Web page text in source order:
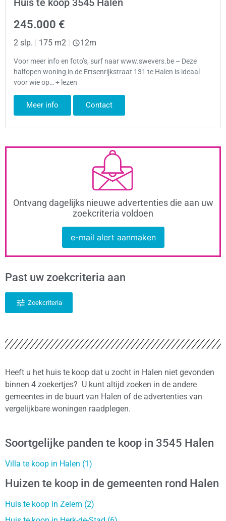
245.000 €
2 slp. | 175 m2 | 12m
Voor meer info en foto’s, surf naar www.swevers.be – Deze
halfopen woning in de Ertsenrijkstraat 131 te Halen is ideaal
voor wie op… + lezen
Meer info Contact
Ontvang dagelijks nieuwe advertenties die aan uw
zoekcriteria voldoen
e-mail alert aanmaken
Past uw zoekcriteria aan
Zoekcriteria
Heeft u het huis te koop dat u zocht in Halen niet gevonden
binnen 4 zoekertjes? U kunt altijd zoeken in de andere
gemeentes in de buurt van Halen of de advertenties van
vergelijkbare woningen raadplegen.
Soortgelijke panden te koop in 3545 Halen
Villa te koop in Halen (1)
Huizen te koop in de gemeenten rond Halen
Huis te koop in Zelem (2)